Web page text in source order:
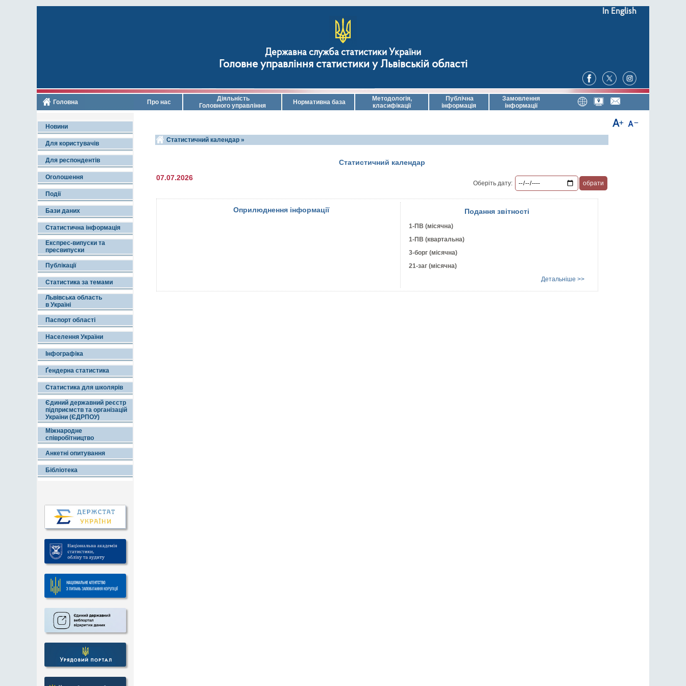
In English
Державна служба статистики України
Головне управління статистики у Львівській області
Головна Про нас
Діяльність
Головного управління
Нормативна база
Методологія,
класифікації
Публічна
інформація
Замовлення
інформації
Новини
Для користувачів
Для респондентів
Оголошення
Події
Бази даних
Статистична інформація
Експрес-випуски та
пресвипуски
Публікації
Статистика за темами
Львівська область
в Україні
Паспорт області
Населення України
Інфографіка
Ґендерна статистика
Статистика для школярів
Єдиний державний реєстр
підприємств та організацій
України (ЄДРПОУ)
Міжнародне
співробітництво
Анкетні опитування
Бібліотека
Статистичний календар »
Статистичний календар
Оберіть дату:
07.07.2026
Оприлюднення інформації Подання звітності
1-ПВ (місячна)
1-ПВ (квартальна)
3-борг (місячна)
21-заг (місячна)
Детальніше >>